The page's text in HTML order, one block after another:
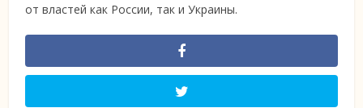
от властей как России, так и Украины.